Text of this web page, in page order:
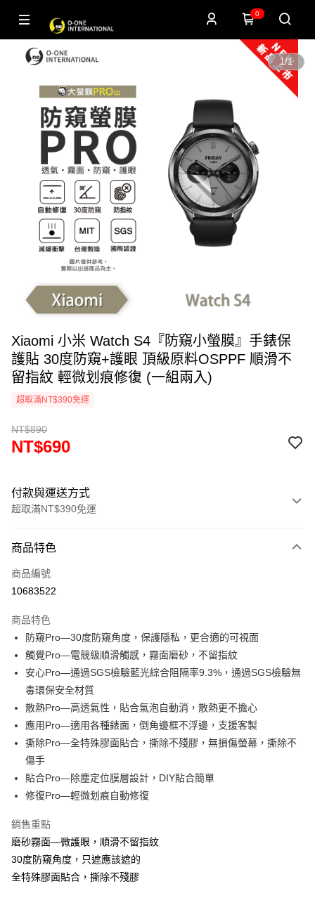
0
1/1
Xiaomi 小米 Watch S4『防窺小螢膜』手錶保
護貼 30度防窺+護眼 頂級原料OSPPF 順滑不
留指紋 輕微划痕修復 (一組兩入)
超取滿NT$390免運
NT$890
NT$690
付款與運送方式
超取滿NT$390免運
信用卡一次付款
超商取貨付款
Apple Pay
街口支付
悠遊付
全盈+PAY
運送方式
每筆NT$60，滿NT$390(含以上)免運費
宅配
每筆NT$55，滿NT$390(含以上)免運費
商品特色
商品編號
10683522
商品特色
防窺Pro—30度防窺角度，保護隱私，更合適的可視面
觸覺Pro—電競級順滑觸感，霧面磨砂，不留指紋
安心Pro—通過SGS檢驗藍光綜合阻隔率9.3%，通過SGS檢驗無
毒環保安全材質
散熱Pro—高透氣性，貼合氣泡自動消，散熱更不擔心
應用Pro—適用各種錶面，倒角邊框不浮邊，支援客製
撕除Pro—全特殊膠面貼合，撕除不殘膠，無損傷螢幕，撕除不
傷手
貼合Pro—除塵定位膜層設計，DIY貼合簡單
修復Pro—輕微划痕自動修復
銷售重點
磨砂霧面—微護眼，順滑不留指紋
30度防窺角度，只遮應該遮的
全特殊膠面貼合，撕除不殘膠